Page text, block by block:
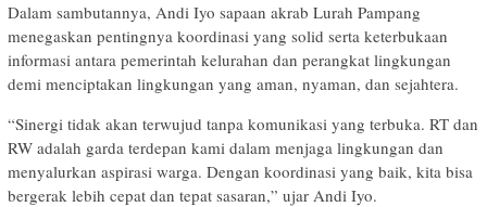
Dalam sambutannya, Andi Iyo sapaan akrab Lurah Pampang
menegaskan pentingnya koordinasi yang solid serta keterbukaan
informasi antara pemerintah kelurahan dan perangkat lingkungan
demi menciptakan lingkungan yang aman, nyaman, dan sejahtera.
“Sinergi tidak akan terwujud tanpa komunikasi yang terbuka. RT dan
RW adalah garda terdepan kami dalam menjaga lingkungan dan
menyalurkan aspirasi warga. Dengan koordinasi yang baik, kita bisa
bergerak lebih cepat dan tepat sasaran,” ujar Andi Iyo.